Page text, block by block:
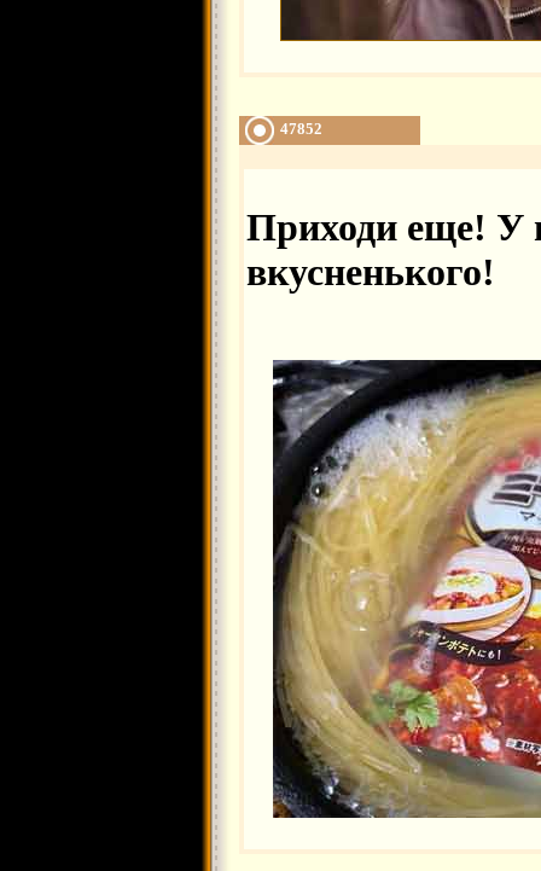
47852
Приходи еще! У
вкусненького!